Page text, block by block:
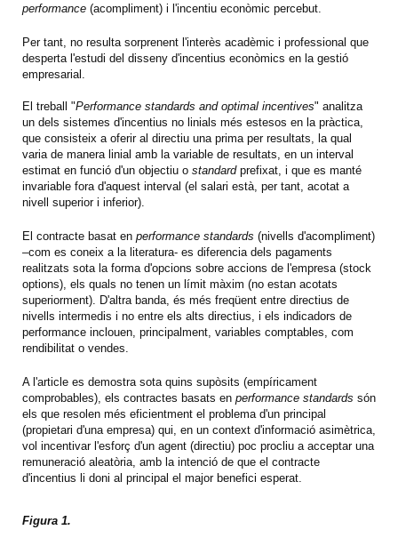
performance (acompliment) i l'incentiu econòmic percebut.
Per tant, no resulta sorprenent l'interès acadèmic i professional que
desperta l'estudi del disseny d'incentius econòmics en la gestió
empresarial.
El treball "Performance standards and optimal incentives" analitza
un dels sistemes d'incentius no linials més estesos en la pràctica,
que consisteix a oferir al directiu una prima per resultats, la qual
varia de manera linial amb la variable de resultats, en un interval
estimat en funció d'un objectiu o standardprefixat, i que es manté
invariable fora d'aquest interval (el salari està, per tant, acotat a
nivell superior i inferior).
El contracte basat en performance standards (nivells d'acompliment)
–com es coneix a la literatura- es diferencia dels pagaments
realitzats sota la forma d'opcions sobre accions de l'empresa (stock
options), els quals no tenen un límit màxim (no estan acotats
superiorment). D'altra banda, és més freqüent entre directius de
nivells intermedis i no entre els alts directius, i els indicadors de
performance inclouen, principalment, variables comptables, com
rendibilitat o vendes.
A l'article es demostra sota quins supòsits (empíricament
comprobables), els contractes basats en performance standards són
els que resolen més eficientment el problema d'un principal
(propietari d'una empresa) qui, en un context d'informació asimètrica,
vol incentivar l'esforç d'un agent (directiu) poc procliu a acceptar una
remuneració aleatòria, amb la intenció de que el contracte
d'incentius li doni al principal el major benefici esperat.
Figura 1.